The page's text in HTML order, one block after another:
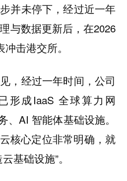
并未停下，经过近一年
与数据更新后，在2026
击港交所。
，经过一年时间，公司
形成IaaS 全球算力网
、AI 智能体基础设施。
核心定位非常明确，就
基础设施”。